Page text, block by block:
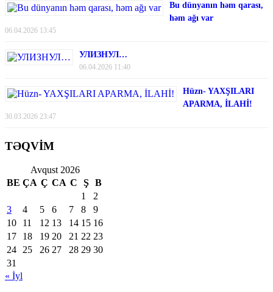
Bu dünyanın həm qarası,
həm ağı var
06.04.2026 13:45
УЛИЗНУЛ…
06.04.2026 11:40
Hüzn- YAXŞILARI
APARMA, İLAHİ!
30.03.2026 23:47
TƏQVİM
Avqust 2026
BE ÇA Ç CA C Ş
B
1
2
3
4 5 6 7 8
9
10
11 12 13 14 15 16
17
18 19 20 21 22 23
24
25 26 27 28 29 30
31
« İyl